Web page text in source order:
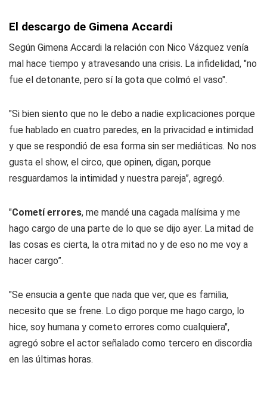
El descargo de Gimena Accardi
Según Gimena Accardi la relación con Nico Vázquez venía
mal hace tiempo y atravesando una crisis. La infidelidad, "no
fue el detonante, pero sí la gota que colmó el vaso".
"Si bien siento que no le debo a nadie explicaciones porque
fue hablado en cuatro paredes, en la privacidad e intimidad
y que se respondió de esa forma sin ser mediáticas. No nos
gusta el show, el circo, que opinen, digan, porque
resguardamos la intimidad y nuestra pareja”, agregó.
"Cometí errores, me mandé una cagada malísima y me
hago cargo de una parte de lo que se dijo ayer. La mitad de
las cosas es cierta, la otra mitad no y de eso no me voy a
hacer cargo”.
"Se ensucia a gente que nada que ver, que es familia,
necesito que se frene. Lo digo porque me hago cargo, lo
hice, soy humana y cometo errores como cualquiera",
agregó sobre el actor señalado como tercero en discordia
en las últimas horas.